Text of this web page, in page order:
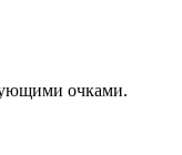
очками.